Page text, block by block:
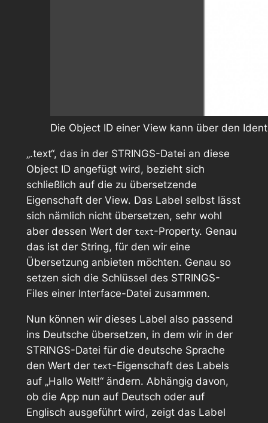
Die Object ID einer View kann über den
„.text“, das in der STRINGS-Datei an diese
Object ID angefügt wird, bezieht sich
schließlich auf die zu übersetzende
Eigenschaft der View. Das Label selbst lässt
sich nämlich nicht übersetzen, sehr wohl
aber dessen Wert der text-Property. Genau
das ist der String, für den wir eine
Übersetzung anbieten möchten. Genau so
setzen sich die Schlüssel des STRINGS-
Files einer Interface-Datei zusammen.
Nun können wir dieses Label also passend
ins Deutsche übersetzen, in dem wir in der
STRINGS-Datei für die deutsche Sprache
den Wert der text-Eigenschaft des Labels
auf „Hallo Welt!“ ändern. Abhängig davon,
ob die App nun auf Deutsch oder auf
Englisch ausgeführt wird, zeigt das Label